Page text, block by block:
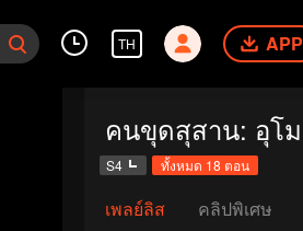
TH APP
S4 ทั้งหมด 18 ตอน
เพลย์ลิส คลิปพิเศษ